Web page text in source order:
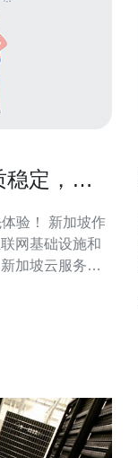
定，抢
加坡作
网基础设施和
加坡云服务器
进的网络技